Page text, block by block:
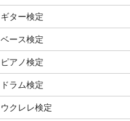
ギター検定
ベース検定
ピアノ検定
ドラム検定
ウクレレ検定